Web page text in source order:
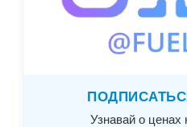
Узнавай о